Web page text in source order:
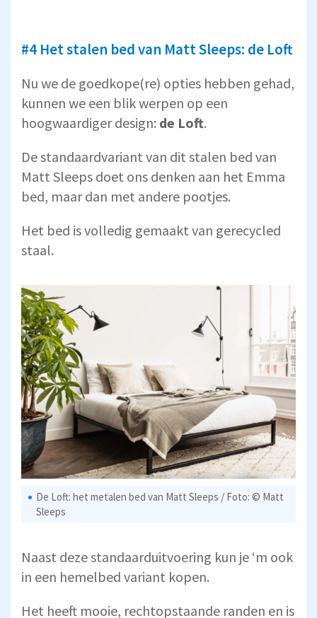
#4 Het stalen bed van Matt Sleeps: de Loft
Nu we de goedkope(re) opties hebben gehad,
kunnen we een blik werpen op een
hoogwaardiger design: de Loft.
De standaardvariant van dit stalen bed van
Matt Sleeps doet ons denken aan het Emma
bed, maar dan met andere pootjes.
Het bed is volledig gemaakt van gerecycled
staal.
De Loft: het metalen bed van Matt Sleeps / Foto: © Matt
Sleeps
Naast deze standaarduitvoering kun je ‘m ook
in een hemelbed variant kopen.
Het heeft mooie, rechtopstaande randen en is